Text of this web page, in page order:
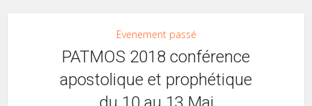
Evenement passé
PATMOS 2018 conférence
apostolique et prophétique